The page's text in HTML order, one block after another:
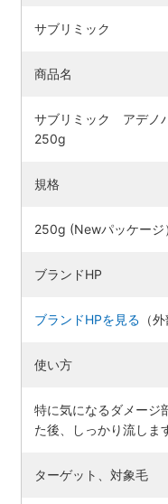
サブリミック
商品名
サブリミック アデノ
250g
規格
250g (Newパッケージ
ブランドHP
ブランドHPを見る （
使い方
特に気になるダメージ
た後、しっかり流しま
ターゲット、対象毛